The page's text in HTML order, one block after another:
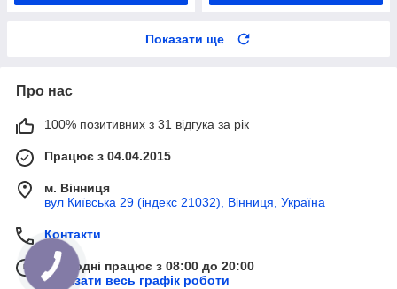
Показати ще
Про нас
100% позитивних з 31 відгука за рік
Працює з 04.04.2015
м. Вінниця
вул Київська 29 (індекс 21032), Вінниця, Україна
Контакти
Сьогодні працює з 08:00 до 20:00
Показати весь графік роботи